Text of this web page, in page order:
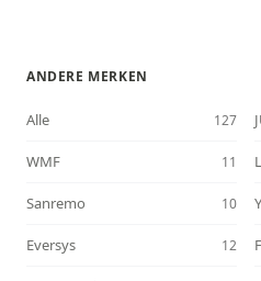
ANDERE MERKEN
Alle 127
WMF 11
Sanremo 10
Eversys 12